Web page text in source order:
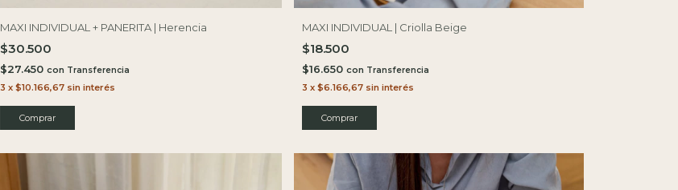
MAXI INDIVIDUAL + PANERITA | Herencia
$30.500
$27.450 con
3 x $10.166,67 sin interés
MAXI INDIVIDUAL | Criolla Beige
$18.500
$16.650 con
3 x $6.166,67 sin interés